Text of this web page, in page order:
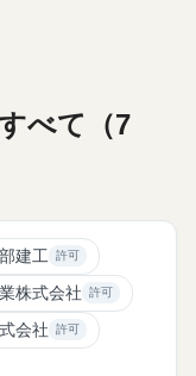
べて（7
建工 許可
株式会社 許可
会社 許可